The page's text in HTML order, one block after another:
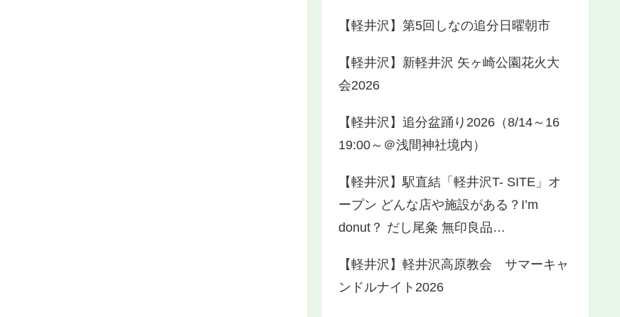
【軽井沢】第5回しなの追分日曜朝市
【軽井沢】新軽井沢 矢ヶ崎公園花火大
会2026
【軽井沢】追分盆踊り2026（8/14～16
19:00～＠浅間神社境内）
【軽井沢】駅直結「軽井沢T- SITE」オ
ープン どんな店や施設がある？I’m
donut？ だし尾粂 無印良品…
【軽井沢】軽井沢高原教会 サマーキャ
ンドルナイト2026